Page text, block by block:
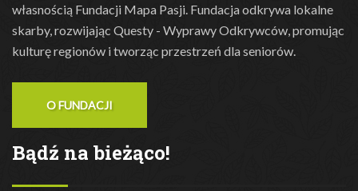
własnością Fundacji Mapa Pasji. Fundacja odkrywa lokalne
skarby, rozwijając Questy - Wyprawy Odkrywców, promując
kulturę regionów i tworząc przestrzeń dla seniorów.
O FUNDACJI
Bądź na bieżąco!